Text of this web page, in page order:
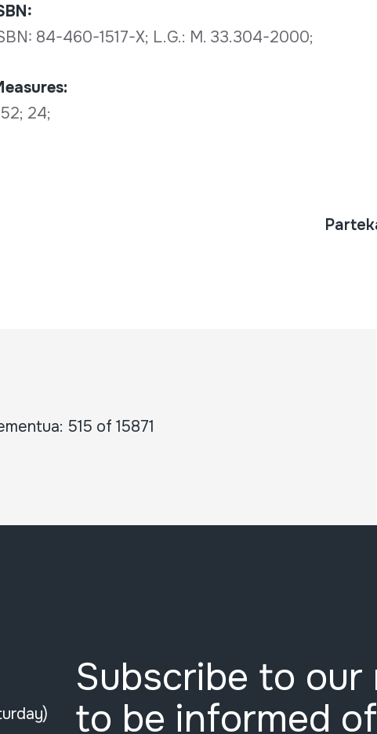
84-460-1517-X; L.G.: M. 33.304-2000;
24;
515 of 15871
Subscribe to
to be informed